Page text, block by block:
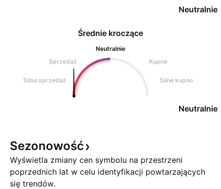
Neutralnie
Średnie kroczące
Neutralnie
Sprzedaż
Kupno
Silna sprzedaż Silne kupno
Neutralnie
Sezonowość
Wyświetla zmiany cen symbolu na przestrzeni
poprzednich lat w celu identyfikacji powtarzających
się trendów.